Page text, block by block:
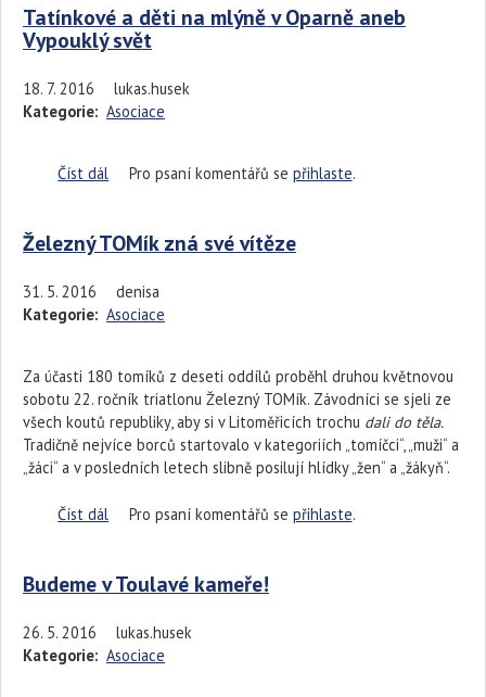
Tatínkové a děti na mlýně v Oparně aneb
Vypouklý svět
18. 7. 2016
lukas.husek
Kategorie: Asociace
Číst dál Tatínkové a děti na mlýně v Oparně aneb Vypouklý svět
Pro psaní komentářů se přihlaste.
Železný TOMík zná své vítěze
31. 5. 2016
denisa
Kategorie: Asociace
Za účasti 180 tomíků z deseti oddílů proběhl druhou květnovou
sobotu 22. ročník triatlonu Železný TOMík. Závodníci se sjeli ze
všech koutů republiky, aby si v Litoměřicích trochu dali do těla.
Tradičně nejvíce borců startovalo v kategoriích „tomíčci“, „muži“ a
„žáci“ a v posledních letech slibně posilují hlídky „žen“ a „žákyň“.
Číst dál Železný TOMík zná své vítěze
Pro psaní komentářů se přihlaste.
Budeme v Toulavé kameře!
26. 5. 2016
lukas.husek
Kategorie: Asociace